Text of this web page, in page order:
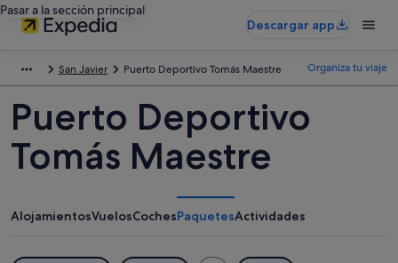
Pasar a la sección principal
Descargar app
San Javier Puerto Deportivo Tomás Maestre Organiza tu viaje
Puerto Deportivo
Tomás Maestre
AlojamientosVuelosCochesPaquetesActividades